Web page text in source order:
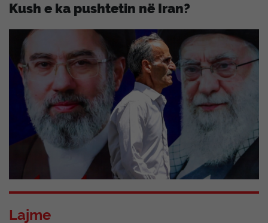
Kush e ka pushtetin në Iran?
Lajme